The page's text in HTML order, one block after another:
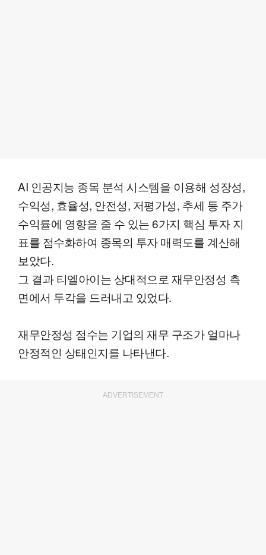
AI 인공지능 종목 분석 시스템을 이용해 성장성,
수익성, 효율성, 안전성, 저평가성, 추세 등 주가
수익률에 영향을 줄 수 있는 6가지 핵심 투자 지
표를 점수화하여 종목의 투자 매력도를 계산해
보았다.
그 결과 티엘아이는 상대적으로 재무안정성 측
면에서 두각을 드러내고 있었다.
재무안정성 점수는 기업의 재무 구조가 얼마나
안정적인 상태인지를 나타낸다.
ADVERTISEMENT